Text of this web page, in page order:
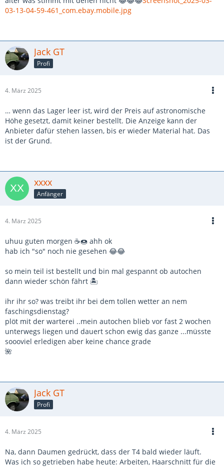
03-13-04-59-461_com.ebay.mobile.jpg
Jack GT
Profi
4. März 2025
… wenn das Lager leer ist, wird der Preis auf astronomische
Höhe gesetzt, damit keiner bestellt. Die Anzeige kann der
Anbieter dafür stehen lassen, bis er wieder Material hat. Das
ist der Grund.
xxxx
Anfänger
4. März 2025
uhuu guten morgen ☕🍩 ahh ok
hab ich "so" noch nie gesehen 😂😂
so mein teil ist bestellt und bin mal gespannt ob autochen
dann wieder schön fährt 🏝️
ihr ihr so? was treibt ihr bei dem tollen wetter an nem
faschingsdienstag?
plöt mit der warterei ..mein autochen blieb vor fast 2 wochen
unterwegs liegen und dauert schon ewig das ganze ...müsste
soooviel erledigen aber keine chance grade
🌺
Jack GT
Profi
4. März 2025
Na, dann Daumen gedrückt, dass der T4 bald wieder läuft.
Was ich so getrieben habe heute: Arbeiten, Haarschnitt für die